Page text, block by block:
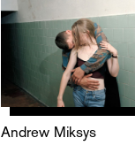
Andrew Miksys